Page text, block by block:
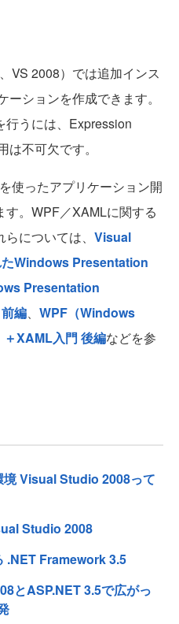
VS 2008）では追加インス
ーションを作成できます。
行うには、Expression
不可欠です。
使ったアプリケーション開
。WPF／XAMLに関する
については、 Visual
Windows Presentation
Presentation
編、 WPF（Windows
XAML入門 後編などを参
境 Visual Studio 2008って
Studio 2008
.NET Framework 3.5
とASP.NET 3.5で広がっ